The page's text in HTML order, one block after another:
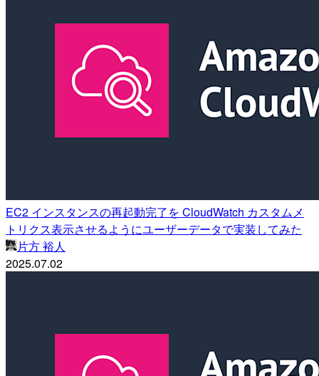
EC2 インスタンスの再起動完了を CloudWatch カスタムメ
トリクス表示させるようにユーザーデータで実装してみた
片方 裕人
2025.07.02